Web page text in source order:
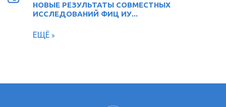
НОВЫЕ РЕЗУЛЬТАТЫ СОВМЕСТНЫХ
ИССЛЕДОВАНИЙ ФИЦ ИУ...
ЕЩЁ